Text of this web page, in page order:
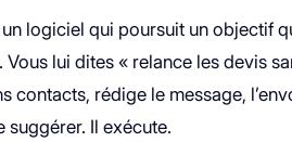
un logiciel qui poursuit un objectif
lui dites « relance les devis
contacts, rédige le message,
suggérer. Il exécute.